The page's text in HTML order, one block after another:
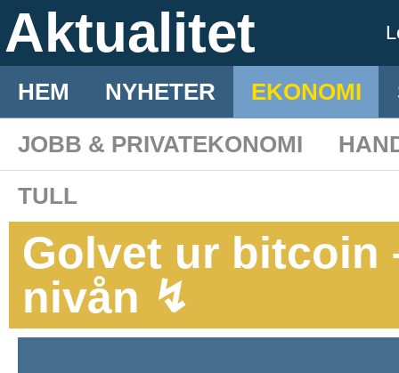
Aktualitet
HEM NYHETER EKONOMI
JOBB & PRIVATEKONOMI
TULL
Golvet ur bitcoin
nivån ↯